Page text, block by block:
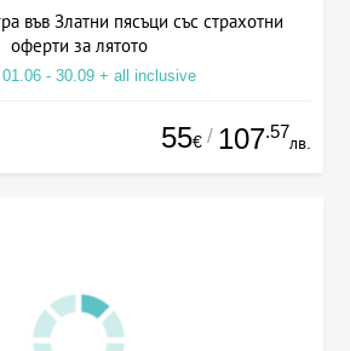
във Златни пясъци със страхотни
оферти за лятото
01.06 - 30.09 + all inclusive
55€ / 107.57
лв.